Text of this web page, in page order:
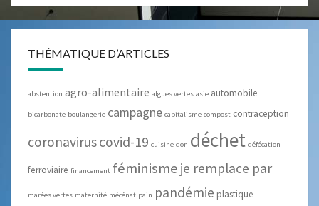
THÉMATIQUE D’ARTICLES
abstention agro-alimentaire algues vertes asie automobile
bicarbonate boulangerie campagne capitalisme compost contraception
coronaviruscovid-19 cuisine don déchet défécation
ferroviaire financement féminisme je remplace par
marées vertes maternité mécénat pain pandémie plastique